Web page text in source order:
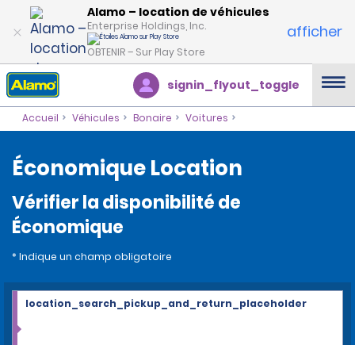
Alamo – location de véhicules
Enterprise Holdings, Inc.
OBTENIR – Sur Play Store
afficher
signin_flyout_toggle
Accueil Véhicules Bonaire Voitures
Économique Location
Vérifier la disponibilité de
Économique
* Indique un champ obligatoire
location_search_pickup_and_return_placeholder